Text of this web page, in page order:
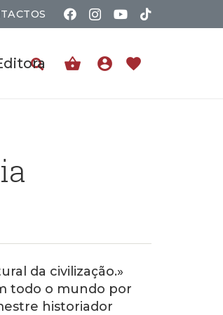
shopping_basket account_circle favorite
da civilização.»
todo o mundo por
historiador